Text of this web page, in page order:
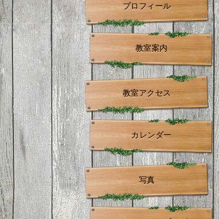
プロフィール
教室案内
教室アクセス
カレンダー
写真